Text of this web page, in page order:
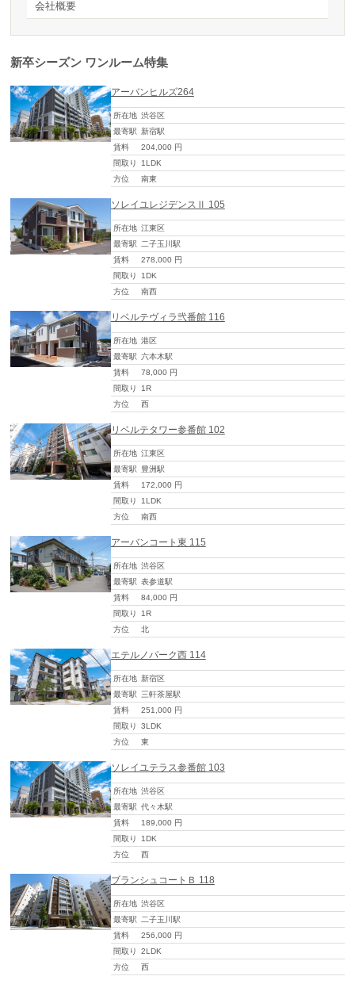
会社概要
新卒シーズン ワンルーム特集
アーバンヒルズ264
所在地 渋谷区
最寄駅 新宿駅
賃料
204,000 円
間取り
1LDK
方位
南東
ソレイユレジデンスⅡ 105
所在地 江東区
最寄駅 二子玉川駅
賃料
278,000 円
間取り
1DK
方位
南西
リベルテヴィラ弐番館 116
所在地 港区
最寄駅 六本木駅
賃料
78,000 円
間取り
1R
方位
西
リベルテタワー参番館 102
所在地 江東区
最寄駅
豊洲駅
賃料
172,000 円
間取り
1LDK
方位
南西
アーバンコート東 115
所在地 渋谷区
最寄駅 表参道駅
賃料
84,000 円
間取り
1R
方位
北
エテルノパーク西 114
所在地 新宿区
最寄駅 三軒茶屋駅
賃料
251,000 円
間取り
3LDK
方位
東
ソレイユテラス参番館 103
所在地 渋谷区
最寄駅 代々木駅
賃料
189,000 円
間取り
1DK
方位
西
ブランシュコートＢ 118
所在地 渋谷区
最寄駅 二子玉川駅
賃料
256,000 円
間取り
2LDK
方位
西